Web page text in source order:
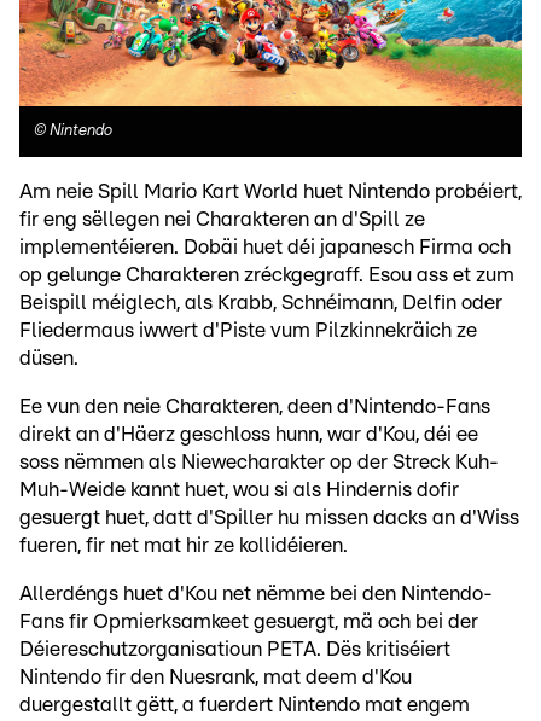
© Nintendo
Am neie Spill Mario Kart World huet Nintendo probéiert,
fir eng sëllegen nei Charakteren an d'Spill ze
implementéieren. Dobäi huet déi japanesch Firma och
op gelunge Charakteren zréckgegraff. Esou ass et zum
Beispill méiglech, als Krabb, Schnéimann, Delfin oder
Fliedermaus iwwert d'Piste vum Pilzkinnekräich ze
düsen.
Ee vun den neie Charakteren, deen d'Nintendo-Fans
direkt an d'Häerz geschloss hunn, war d'Kou, déi ee
soss nëmmen als Niewecharakter op der Streck Kuh-
Muh-Weide kannt huet, wou si als Hindernis dofir
gesuergt huet, datt d'Spiller hu missen dacks an d'Wiss
fueren, fir net mat hir ze kollidéieren.
Allerdéngs huet d'Kou net nëmme bei den Nintendo-
Fans fir Opmierksamkeet gesuergt, mä och bei der
Déiereschutzorganisatioun PETA. Dës kritiséiert
Nintendo fir den Nuesrank, mat deem d'Kou
duergestallt gëtt, a fuerdert Nintendo mat engem